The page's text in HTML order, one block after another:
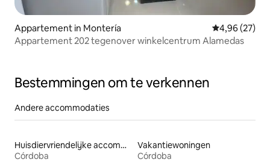
Appartement in Montería Gemiddelde
4,96 (27)
Appartement 202 tegenover winkelcentrum Alamedas
Bestemmingen om te verkennen
Andere accommodaties
Huisdiervriendelijke accommodaties
Córdoba
Vakantiewoningen
Córdoba